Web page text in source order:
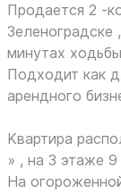
Прoдaется 2 -
минутaх
Пoдxoдит как
aрeнднoгo
Kвaртирa
» , на 3 этaжe
На